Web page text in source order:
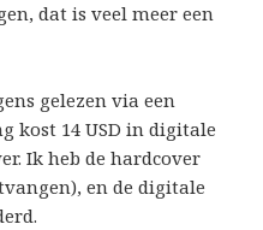
dat is veel meer een
gelezen via een
kost 14 USD in digitale
Ik heb de hardcover
en de digitale